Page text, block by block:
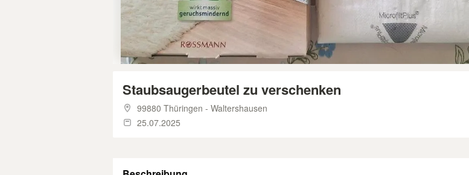
Staubsaugerbeutel zu verschenken
99880 Thüringen - Waltershausen
25.07.2025